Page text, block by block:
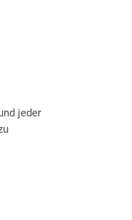
jeder